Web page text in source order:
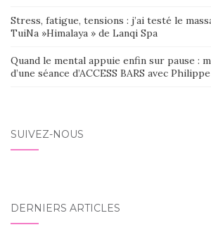
Stress, fatigue, tensions : j’ai testé le
TuiNa »Himalaya » de Lanqi Spa
Quand le mental appuie enfin sur pause :
d’une séance d’ACCESS BARS avec Philippe
SUIVEZ-NOUS
DERNIERS ARTICLES